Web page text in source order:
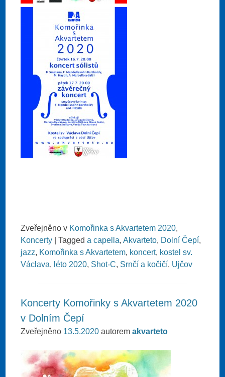
Zveřejněno v Komořinka s Akvartetem 2020,
Koncerty
|Taggeda capella,Akvarteto, Dolní Čepí,
jazz, Komořinka s Akvartetem, koncert, kostel sv.
Václava, léto 2020, Shot-C, Srnčí a kočičí, Ujčov
Koncerty Komořinky s Akvartetem 2020
v Dolním Čepí
Zveřejněno 13.5.2020 autoremakvarteto